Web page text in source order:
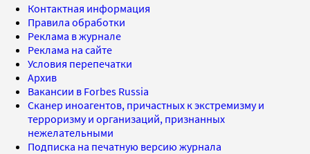
Контактная информация
Правила обработки
Реклама в журнале
Реклама на сайте
Условия перепечатки
Архив
Вакансии в Forbes Russia
Сканер иноагентов, причастных к экстремизму и
терроризму и организаций, признанных
нежелательными
Подписка на печатную версию журнала